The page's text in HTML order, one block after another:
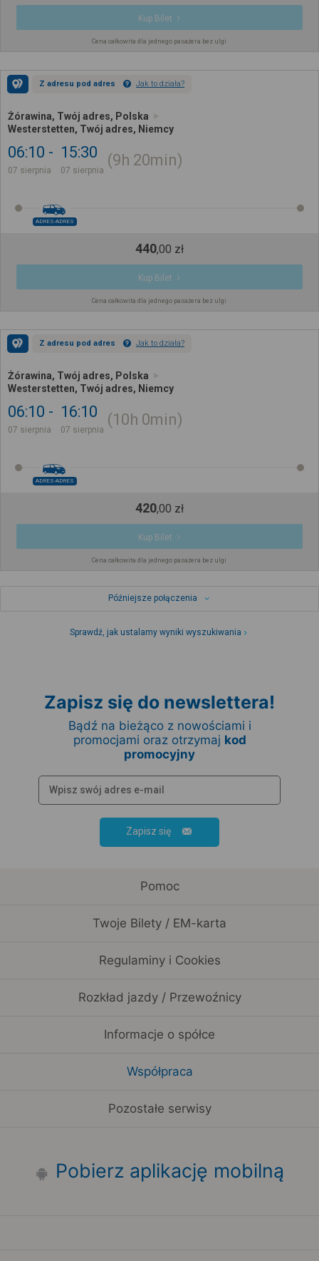
Kup Bilet
Cena całkowita dla jednego pasażera bez ulgi
Z adresu pod adres Jak to działa?
Żórawina, Twój adres, Polska
Westerstetten, Twój adres, Niemcy
06:10
07 sierpnia
15:30
07 sierpnia
9h 20min
ADRES-ADRES
440,00 zł
Kup Bilet
Cena całkowita dla jednego pasażera bez ulgi
Z adresu pod adres Jak to działa?
Żórawina, Twój adres, Polska
Westerstetten, Twój adres, Niemcy
06:10
07 sierpnia
16:10
07 sierpnia
10h 0min
ADRES-ADRES
420,00 zł
Kup Bilet
Cena całkowita dla jednego pasażera bez ulgi
Późniejsze połączenia
Sprawdź, jak ustalamy wyniki wyszukiwania
Zapisz się do newslettera!
Bądź na bieżąco z nowościami i
promocjami oraz otrzymaj kod
promocyjny
Zapisz się
Pomoc
Twoje Bilety / EM-karta
Regulaminy i Cookies
Rozkład jazdy / Przewoźnicy
Informacje o spółce
Współpraca
Pozostałe serwisy
Pobierz aplikację mobilną